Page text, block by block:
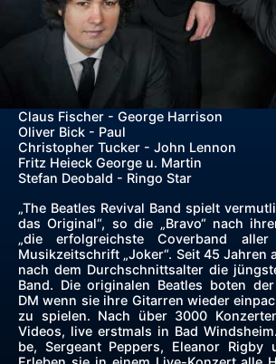
Claus Fischer - George Harrison
Oliver Bick - Paul
Christopher Tucker - John Lennon
Fritz Heieck George u. Martin
Stefan Deobald - Ringo Star
„The Beatles Revival Band spielt
das Original“, so die „Bravo“ nach
„die erfolgreichste Coverband
Musikzeitschrift „Joker“. Seit 45 Jahren
nach dem Durchschnittsalter die
Band. Die originalen Beatles boten
DM wenn sie ihre Gitarren wieder
zu spielen. Nach über 3000
Videos, live erstmals in Bad
be, Sergeant Peppers, Eleanor Rigby